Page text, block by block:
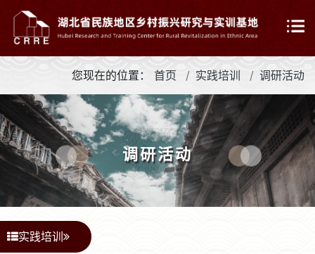
您现在的位置： 首页 实践培训 调研活动
调研活动
实践培训